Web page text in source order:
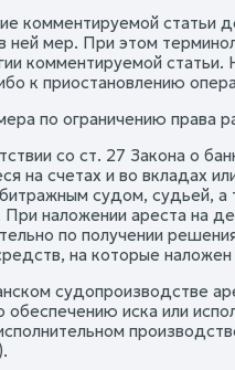
комментируемой статьи
ней мер. При этом
комментируемой
к приостановлению
по ограничению права
со ст. 27 Закона о
на счетах и во вкладах
судом, судьей, а
При наложении ареста на
по получении
на которые наложен
судопроизводстве
обеспечению иска или